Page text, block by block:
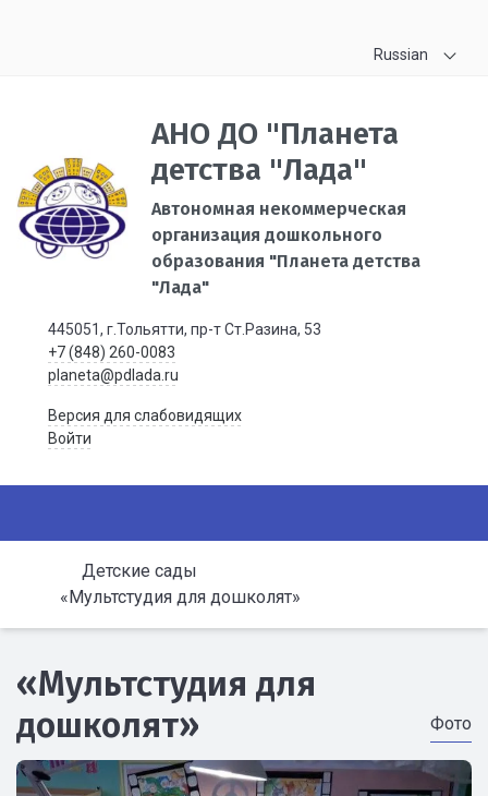
Russian
АНО ДО "Планета
детства "Лада"
Автономная некоммерческая
организация дошкольного
образования "Планета детства
"Лада"
445051, г.Тольятти, пр-т Ст.Разина, 53
+7 (848) 260-0083
planeta@pdlada.ru
Версия для слабовидящих
Войти
Детские сады
«Мультстудия для дошколят»
«Мультстудия для
дошколят»
Фото